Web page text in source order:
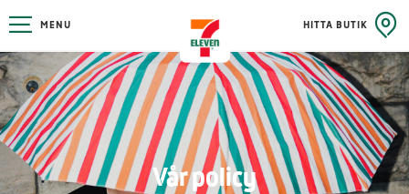
MENU HITTA BUTIK
Vår policy